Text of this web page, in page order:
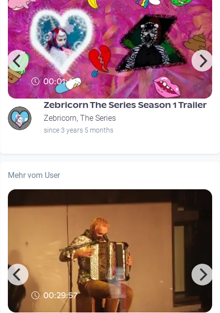
00:01:44
Zebricorn The Series Season 1 Trailer
Zebricorn, The Series
since 3 years 5 months
Mehr vom User
00:29:57